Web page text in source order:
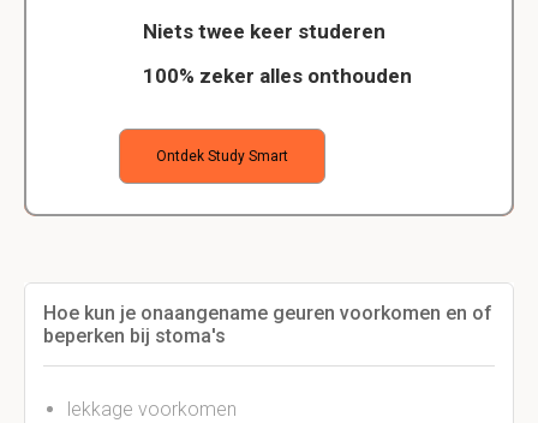
Niets twee keer studeren
100% zeker alles onthouden
Ontdek Study Smart
Hoe kun je onaangename geuren voorkomen en of
beperken bij stoma's
lekkage voorkomen